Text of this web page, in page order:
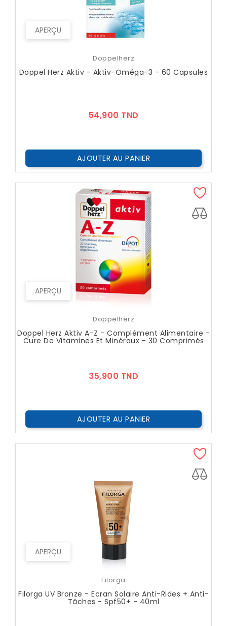
APERÇU
Doppelherz
Doppel Herz Aktiv - Aktiv-Oméga-3 - 60 Capsules
54,900 TND
AJOUTER AU PANIER
APERÇU
Doppelherz
Doppel Herz Aktiv A-Z - Complément Alimentaire -
Cure De Vitamines Et Minéraux - 30 Comprimés
35,900 TND
AJOUTER AU PANIER
APERÇU
Filorga
Filorga UV Bronze - Ecran Solaire Anti-Rides + Anti-
Tâches - Spf50+ - 40ml